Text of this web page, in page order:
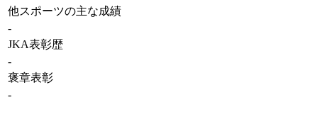
他スポーツの主な成績
-
JKA表彰歴
-
褒章表彰
-